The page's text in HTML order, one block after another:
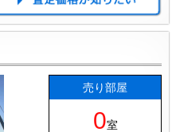
売り部屋
0室